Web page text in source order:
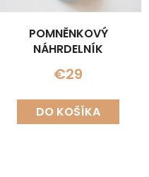
POMNĚNKOVÝ
NÁHRDELNÍK
€29
DO KOŠÍKA